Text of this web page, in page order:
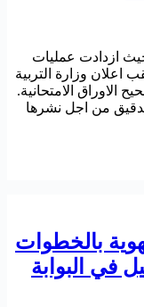
2024 البصرة، حيث ازدادت عمليات
وزارة التربية
الاوراق الامتحانية.
من اجل نشرها
بالخطوات
في البوابة